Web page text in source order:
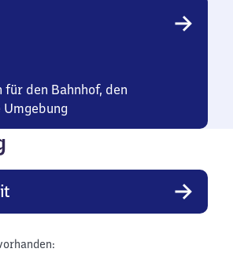
den Bahnhof, den